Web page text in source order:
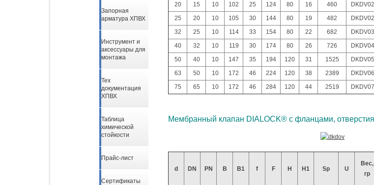
20
15 10 102 25 124 80 16 460
25
20 10 105 30 144 80 19 482
32
25 10 114 33 154 80 22 682
40
32 10 119 30 174 80 26 726
50
40 10 147 35 194 120 31 1525
63
50 10 172 46 224 120 38 2389
75
65 10 172 46 284 120 44 2519
Мембранный клапан DIALOCK® с фланцами,
d DN PN B B1 f F H H1 Sp U
Вес,
гр
Запорная
арматура ХПВХ
Инструмент и
аксессуары для
монтажа
Тех
документация
ХПВХ
Таблица
химической
стойкости
Прайс-лист
Сертификаты